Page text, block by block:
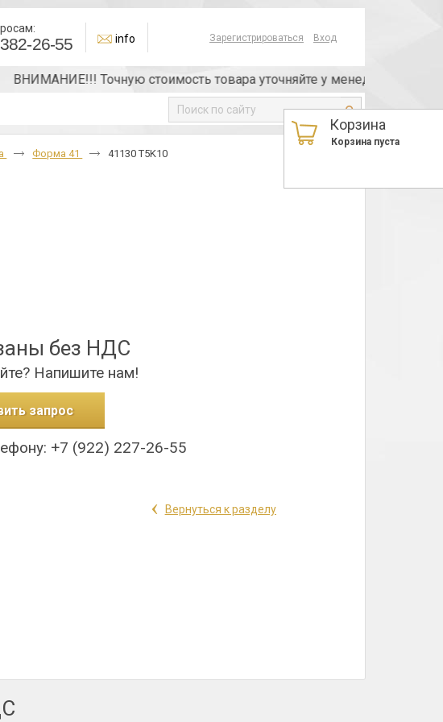
Зарегистрироваться Вход
26-55 info
ВНИМАНИЕ!!! Точную стоимость товара уточняйте у менеджера или по
Корзина
Корзина пуста
Форма 41 41130 T5K10
без НДС
Напишите нам!
запрос
+7 (922) 227-26-55
‹ Вернуться к разделу